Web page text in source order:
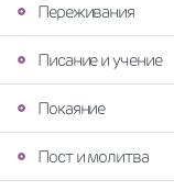
Переживания
Писание и учение
Покаяние
Пост и молитва